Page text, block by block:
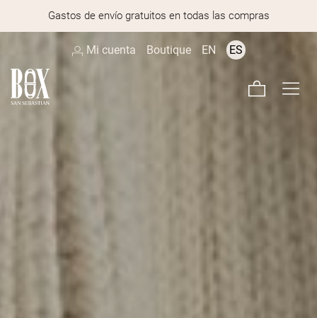
Gastos de envío gratuitos en todas las compras
Mi cuenta Boutique EN ES